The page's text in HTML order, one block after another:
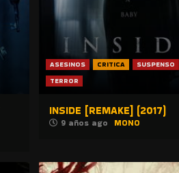
ASESINOS CRITICA
SUSPENSO
TERROR
INSIDE [REMAKE] (2017)
9 años ago MONO